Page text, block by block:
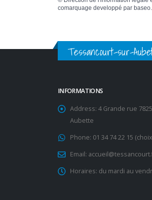
comarquage developpé par
Tessancourt-sur-
INFORMATIONS
Address: 4 Grande rue
Aubette
Phone: 01 34 74 22 15
Email:
Horaires: du mardi au